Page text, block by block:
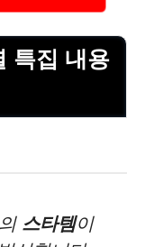
특집 내용
스타템이